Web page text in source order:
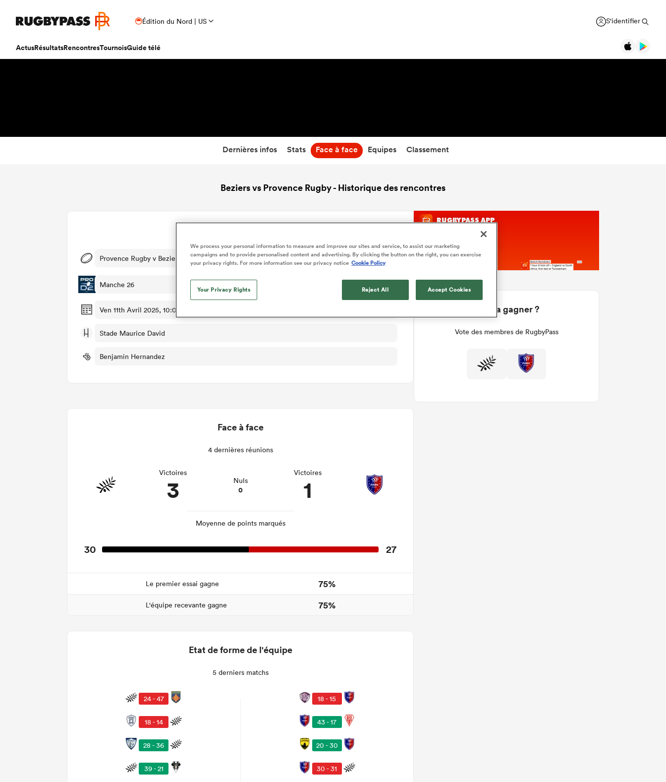
Édition du Nord | US S'identifier
ActusRésultatsRencontresTournoisGuide télé
Dernières infos Stats Face à face Equipes Classement
Beziers vs Provence Rugby - Historique des rencontres
Qui va gagner ?
Vote des membres de RugbyPass
Provence Rugby v Beziers
Manche 26
Ven 11th Avril 2025, 10:00am PDT
Stade Maurice David
Benjamin Hernandez
Face à face
4 dernières réunions
Victoires
3 Nuls
0
Victoires
1
Moyenne de points marqués
30 27
Le premier essai gagne 75%
L'équipe recevante gagne 75%
Etat de forme de l'équipe
5 derniers matchs
24 - 47
18 - 14
28 - 36
39 - 21
18 - 15
43 - 17
20 - 30
30 - 31
We process your personal information to measure and improve our sites and service, to assist our marketing
campaigns and to provide personalised content and advertising. By clicking the button on the right, you can exercise
your privacy rights. For more information see our privacy notice Cookie Policy
Your Privacy Rights Reject All Accept Cookies